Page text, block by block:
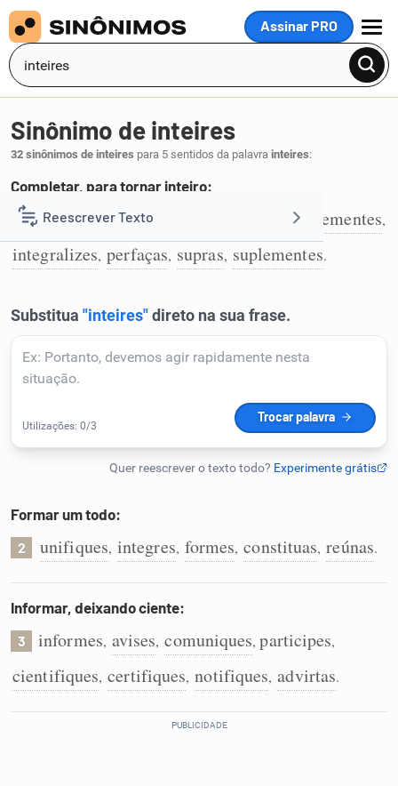
Assinar PRO
MENU
Reescrever Texto
Resumir Texto
Corrigir Texto
Detector de IA
Humanizador de IA
Cata-letras
Conexões
Caça-palavras
Dicionário
Sinônimo de inteires
32 sinônimos de inteires para 5 sentidos da palavra inteires:
Completar, para tornar inteiro:
1 completes,preenchas complementes,
integralizes, perfaças, supras, suplementes.
Formar um todo:
2 unifiques, integres, formes, constituas, reúnas.
Informar, deixando ciente:
3 informes, avises, comuniques,participes,
cientifiques, certifiques, notifiques, advirtas.